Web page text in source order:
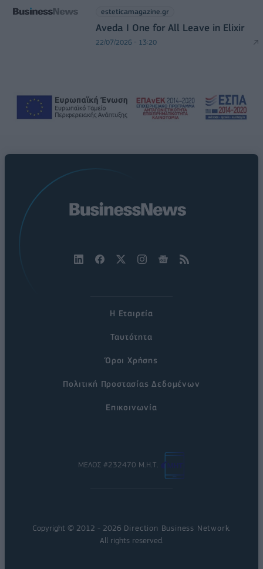
esteticamagazine.gr
Aveda I One for All Leave in Elixir
22/07/2026 - 13:20
Η Εταιρεία
Ταυτότητα
Όροι Χρήσης
Πολιτική Προστασίας Δεδομένων
Επικοινωνία
ΜΕΛΟΣ #232470 Μ.Η.Τ.
Copyright © 2012 - 2026 Direction Business Network
All rights reserved.